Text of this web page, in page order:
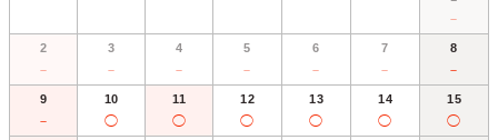
－
2
－
3
－
4
－
5
－
6
－
7
－
8
－
9
－
10
◯
11
◯
12
◯
13
◯
14
◯
15
◯